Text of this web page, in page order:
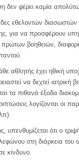
δεν φέρει καμία
εθελοντών διασωστών
για να προσφέρουν
πρώτων βοηθειών,
αθλητής έχει ηθική
να δεχτεί
τα πιθανά έξοδα
λογίζονται
υπενθυμίζεται ότι ο
στη διάρκεια
κίνδυνο.